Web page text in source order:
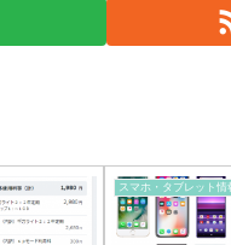
スマホ・タブレット情